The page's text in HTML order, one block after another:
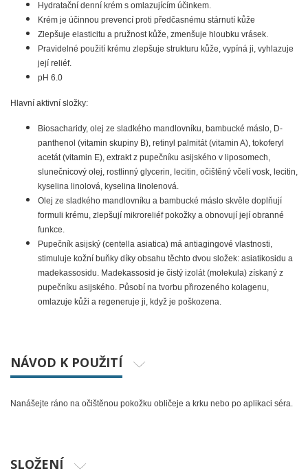
Hydratační denní krém s omlazujícím účinkem.
Krém je účinnou prevencí proti předčasnému stárnutí kůže
Zlepšuje elasticitu a pružnost kůže, zmenšuje hloubku vrásek.
Pravidelné použití krému zlepšuje strukturu kůže, vypíná ji, vyhlazuje
její reliéf.
pH 6.0
Hlavní aktivní složky:
Biosacharidy, olej ze sladkého mandlovníku, bambucké máslo, D-
panthenol (vitamin skupiny B), retinyl palmitát (vitamin A), tokoferyl
acetát (vitamin E), extrakt z pupečníku asijského v liposomech,
slunečnicový olej, rostlinný glycerin, lecitin, očištěný včelí vosk, lecitin,
kyselina linolová, kyselina linolenová.
Olej ze sladkého mandlovníku a bambucké máslo skvěle doplňují
formuli krému, zlepšují mikroreliéf pokožky a obnovují její obranné
funkce.
Pupečník asijský (centella asiatica) má antiagingové vlastnosti,
stimuluje kožní buňky díky obsahu těchto dvou složek: asiatikosidu a
madekassosidu. Madekassosid je čistý izolát (molekula) získaný z
pupečníku asijského. Působí na tvorbu přirozeného kolagenu,
omlazuje kůži a regeneruje ji, když je poškozena.
NÁVOD K POUŽITÍ
Nanášejte ráno na očištěnou pokožku obličeje a krku nebo po aplikaci séra.
SLOŽENÍ